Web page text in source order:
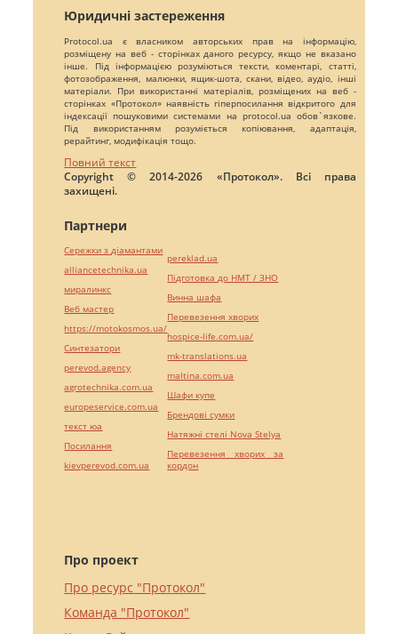
Юридичні застереження
Protocol.ua є власником авторських прав на інформацію,
розміщену на веб - сторінках даного ресурсу, якщо не вказано
інше. Під інформацією розуміються тексти, коментарі, статті,
фотозображення, малюнки, ящик-шота, скани, відео, аудіо, інші
матеріали. При використанні матеріалів, розміщених на веб -
сторінках «Протокол» наявність гіперпосилання відкритого для
індексації пошуковими системами на protocol.ua обов`язкове.
Під використанням розуміється копіювання, адаптація,
рерайтинг, модифікація тощо.
Повний текст
Copyright © 2014-2026 «Протокол». Всі права
захищені.
Про проект
Про ресурс "Протокол"
Команда "Протокол"
Партнери
Сережки з діамантами
alliancetechnika.ua
миралинкс
Веб мастер
https://motokosmos.ua/
Синтезатори
perevod.agency
agrotechnika.com.ua
europeservice.com.ua
текст юа
Посилання
kievperevod.com.ua
pereklad.ua
Підготовка до НМТ / ЗНО
Винна шафа
Перевезення хворих
hospice-life.com.ua/
mk-translations.ua
maltina.com.ua
Шафи купе
Брендові сумки
Натяжні стелі Nova Stelya
Перевезення хворих за
кордон